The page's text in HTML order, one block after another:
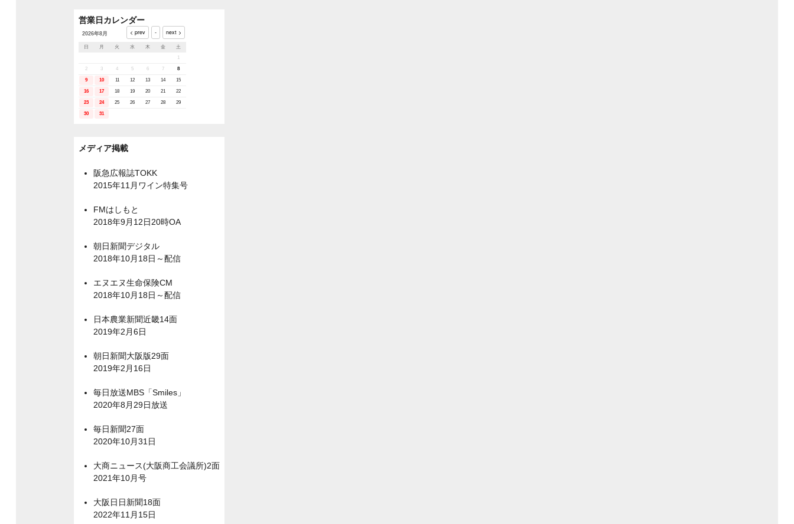
営業日カレンダー
2026年8月
日 月 火 水 木 金
土
1
2 3 4 5 6 7 8
9 10 11 12 13 14 15
16 17 18 19 20 21 22
23 24 25 26 27 28 29
30 31
メディア掲載
阪急広報誌TOKK
2015年11月ワイン特集号
FMはしもと
2018年9月12日20時OA
朝日新聞デジタル
2018年10月18日～配信
エヌエヌ生命保険CM
2018年10月18日～配信
日本農業新聞近畿14面
2019年2月6日
朝日新聞大阪版29面
2019年2月16日
毎日放送MBS「Smiles」
2020年8月29日放送
毎日新聞27面
2020年10月31日
大商ニュース(大阪商工会議所)2面
2021年10月号
大阪日日新聞18面
2022年11月15日